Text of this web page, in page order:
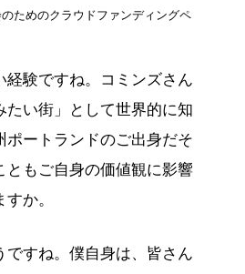
ためのクラウドファンディングペ
経験ですね。コミンズさん
たい街」として世界的に知
ポートランドのご出身だそ
ともご自身の価値観に影響
か。
ですね。僕自身は、皆さん